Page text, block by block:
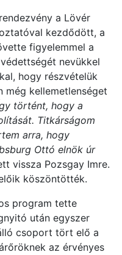
a Lövér
kezdődött, a
figyelemmel a
nevükkel
hogy részvételük
még kellemetlenséget
történt, hogy a
Titkárságom
arra, hogy
Ottó elnök úr
vissza Pozsgay Imre.
köszöntötték.
program tette
után egyszer
csoport tört elő a
az érvényes